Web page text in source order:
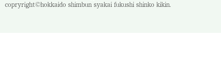
copryright©hokkaido shimbun syakai fukushi shinko kikin.